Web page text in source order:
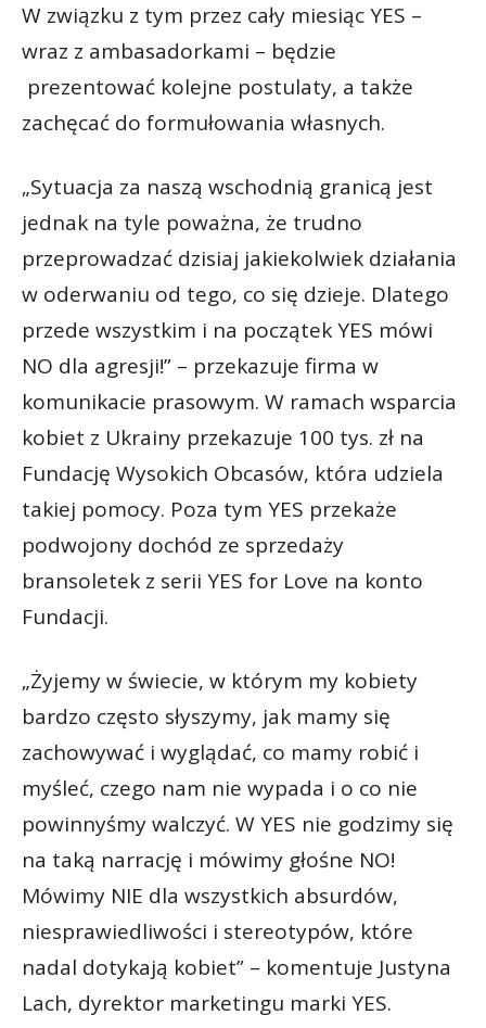
W związku z tym przez cały miesiąc YES –
wraz z ambasadorkami – będzie
prezentować kolejne postulaty, a także
zachęcać do formułowania własnych.
„Sytuacja za naszą wschodnią granicą jest
jednak na tyle poważna, że trudno
przeprowadzać dzisiaj jakiekolwiek działania
w oderwaniu od tego, co się dzieje. Dlatego
przede wszystkim i na początek YES mówi
NO dla agresji!” – przekazuje firma w
komunikacie prasowym. W ramach wsparcia
kobiet z Ukrainy przekazuje 100 tys. zł na
Fundację Wysokich Obcasów, która udziela
takiej pomocy. Poza tym YES przekaże
podwojony dochód ze sprzedaży
bransoletek z serii YES for Love na konto
Fundacji.
„Żyjemy w świecie, w którym my kobiety
bardzo często słyszymy, jak mamy się
zachowywać i wyglądać, co mamy robić i
myśleć, czego nam nie wypada i o co nie
powinnyśmy walczyć. W YES nie godzimy się
na taką narrację i mówimy głośne NO!
Mówimy NIE dla wszystkich absurdów,
niesprawiedliwości i stereotypów, które
nadal dotykają kobiet” – komentuje Justyna
Lach, dyrektor marketingu marki YES.